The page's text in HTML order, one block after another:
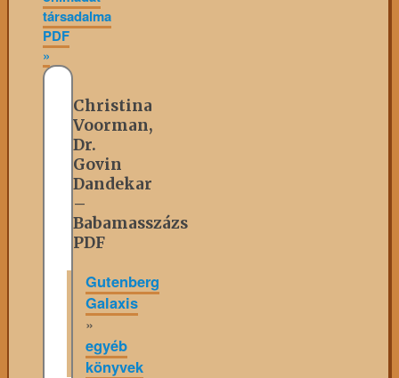
társadalma
PDF
»
Christina
Voorman,
Dr.
Govin
Dandekar
–
Babamasszázs
PDF
Gutenberg
Galaxis
»
egyéb
könyvek